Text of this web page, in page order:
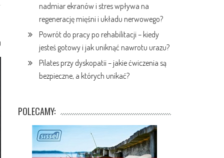
nadmiar ekranów i stres wpływa na
regenerację mięśni i układu nerwowego?
Powrót do pracy po rehabilitacji – kiedy
jesteś gotowy i jak uniknąć nawrotu urazu?
Pilates przy dyskopatii – jakie ćwiczenia są
bezpieczne, a których unikać?
POLECAMY: